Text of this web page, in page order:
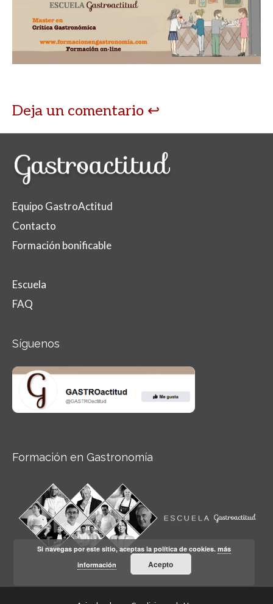
Deja un comentario
Equipo GastroActitud
Contacto
Formación bonificable
Escuela
FAQ
Síguenos
Formación en Gastronomía
Si navegas por este sitio, aceptas la política de cookies.más
información
Acepto